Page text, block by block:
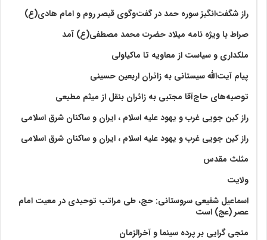
راز شگفت‌انگیز سوره حمد در گفت‌وگوی قیصر روم و امام هادی(ع)
صراط با ویژه نامه میلاد حضرت محمد مصطفی(ع) آمد
ملکداری و سیاست از معاویه تا ماکیاولی
پیام آیت‌الله سیستانی به زائران اربعین حسینی
توصیه‌های حاج‌آقا مجتبی به زائران بنقل از میثم مطیعی
راز کین جویی غرب و یهود علیه اسلام ، ایران و ساکنان شرق اسلامی
راز کین جویی غرب و یهود علیه اسلام ، ایران و ساکنان شرق اسلامی
مثلث مقدس
ولايت‏
اسماعیل شفیعی سروستانی: حج، طی مراتب توحیدی در معیت امام
عصر (عج) است
منجی گرایی بر پرده سینما و آخرالزمان